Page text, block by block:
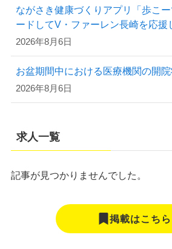
ながさき健康づくりアプリ「歩こ
ードしてV・ファーレン長崎を応援
2026年8月6日
お盆期間中における医療機関の開
2026年8月6日
求人一覧
記事が見つかりませんでした。
掲載はこちら